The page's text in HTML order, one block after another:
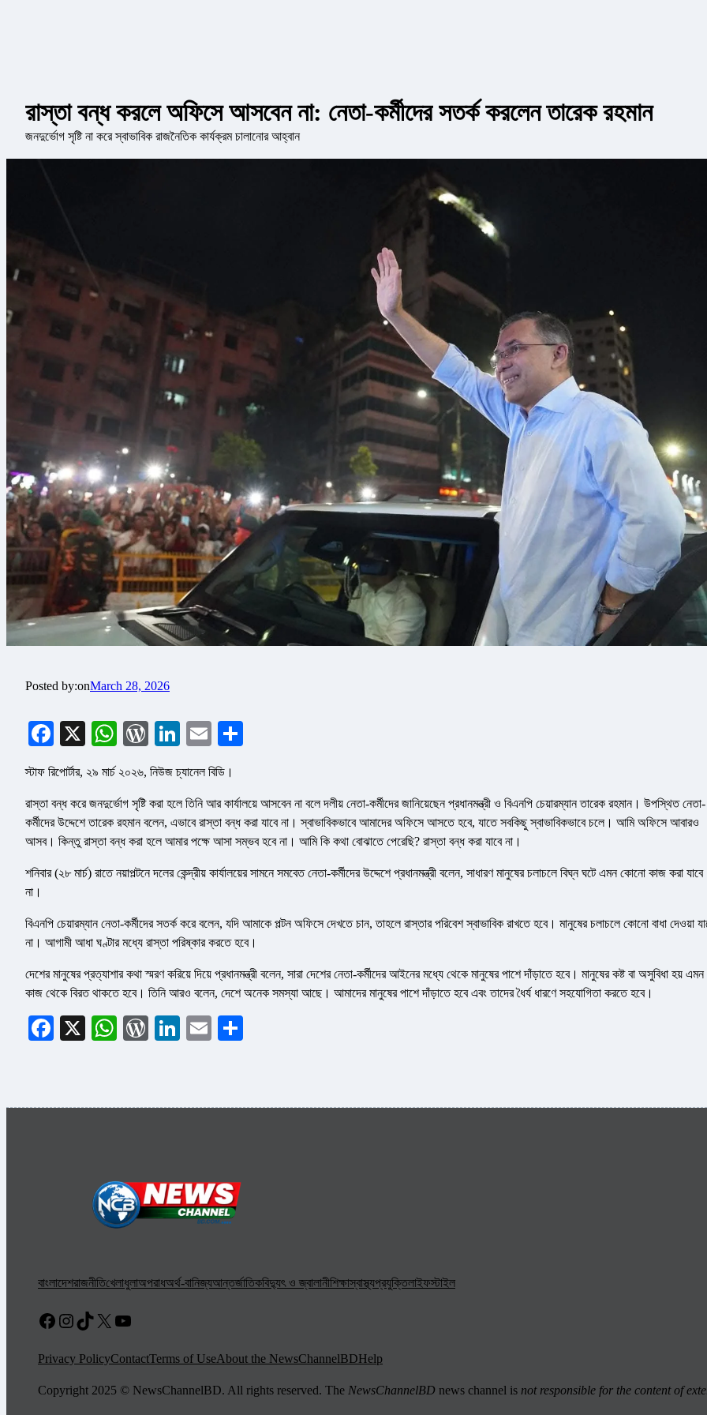
রাস্তা বন্ধ করলে অফিসে আসবেন না: নেতা-কর্মীদের সতর্ক করলেন তারেক রহমান
জনদুর্ভোগ সৃষ্টি না করে স্বাভাবিক রাজনৈতিক কার্যক্রম চালানোর আহ্বান
Posted by:onMarch 28, 2026
Facebook
X WhatsApp
WordPress
LinkedIn
Email
স্টাফ রিপোর্টার, ২৯ মার্চ ২০২৬, নিউজ চ্যানেল বিডি।
রাস্তা বন্ধ করে জনদুর্ভোগ সৃষ্টি করা হলে তিনি আর কার্যালয়ে আসবেন না বলে দলীয় নেতা-কর্মীদের জানিয়েছেন প্রধানমন্ত্রী ও বিএনপি চেয়ারম্যান তারেক রহমান। উপস্থিত নেতা-
কর্মীদের উদ্দেশে তারেক রহমান বলেন, এভাবে রাস্তা বন্ধ করা যাবে না। স্বাভাবিকভাবে আমাদের অফিসে আসতে হবে, যাতে সবকিছু স্বাভাবিকভাবে চলে। আমি অফিসে আবারও
আসব। কিন্তু রাস্তা বন্ধ করা হলে আমার পক্ষে আসা সম্ভব হবে না। আমি কি কথা বোঝাতে পেরেছি? রাস্তা বন্ধ করা যাবে না।
শনিবার (২৮ মার্চ) রাতে নয়াপল্টনে দলের কেন্দ্রীয় কার্যালয়ের সামনে সমবেত নেতা-কর্মীদের উদ্দেশে প্রধানমন্ত্রী বলেন, সাধারণ মানুষের চলাচলে বিঘ্ন ঘটে এমন কোনো কাজ করা যাবে
না।
বিএনপি চেয়ারম্যান নেতা-কর্মীদের সতর্ক করে বলেন, যদি আমাকে পল্টন অফিসে দেখতে চান, তাহলে রাস্তার পরিবেশ স্বাভাবিক রাখতে হবে। মানুষের চলাচলে কোনো বাধা দেওয়া
না। আগামী আধা ঘণ্টার মধ্যে রাস্তা পরিষ্কার করতে হবে।
দেশের মানুষের প্রত্যাশার কথা স্মরণ করিয়ে দিয়ে প্রধানমন্ত্রী বলেন, সারা দেশের নেতা-কর্মীদের আইনের মধ্যে থেকে মানুষের পাশে দাঁড়াতে হবে। মানুষের কষ্ট বা অসুবিধা হয় এমন
কাজ থেকে বিরত থাকতে হবে। তিনি আরও বলেন, দেশে অনেক সমস্যা আছে। আমাদের মানুষের পাশে দাঁড়াতে হবে এবং তাদের ধৈর্য ধারণে সহযোগিতা করতে হবে।
Facebook
X WhatsApp
WordPress
LinkedIn
Email
বাংলাদেশরাজনীতিখেলাধুলাঅপরাধঅর্থ-বানিজ্যআন্তর্জাতিকবিদ্যুৎ ও জ্বালানীশিক্ষাস্বাস্থ্যপ্রযুক্তিলাইফস্টাইল
Facebook
Instagram
TikTok
X YouTube
Privacy PolicyContactTerms of UseAbout the NewsChannelBDHelp
Copyright 2025 © NewsChannelBD. All rights reserved. The NewsChannelBD news channel is not responsible for the content of